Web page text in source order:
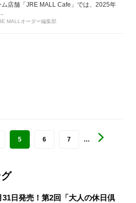
ム店舗「JRE MALL Cafe」では、2025年
MALLオーダー編集部
5 6 7 …
31日発売！第2回「大人の休日倶